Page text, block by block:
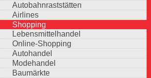
Autobahnraststätten
Airlines
Shopping
Lebensmittelhandel
Online-Shopping
Autohandel
Modehandel
Baumärkte